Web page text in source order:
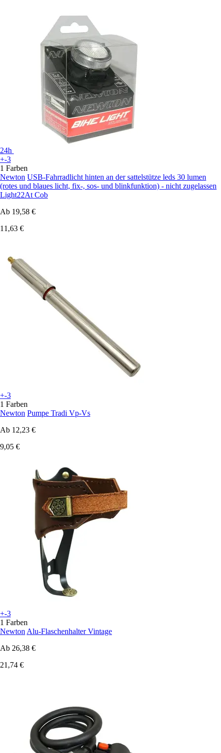
24h
+-3
1 Farben
Newton USB-Fahrradlicht hinten an der sattelstütze leds 30 lumen
(rotes und blaues licht, fix-, sos- und blinkfunktion) - nicht zugelassen
Light22At Cob
Ab 19,58 €
11,63 €
+-3
1 Farben
Newton Pumpe Tradi Vp-Vs
Ab 12,23 €
9,05 €
+-3
1 Farben
Newton Alu-Flaschenhalter Vintage
Ab 26,38 €
21,74 €